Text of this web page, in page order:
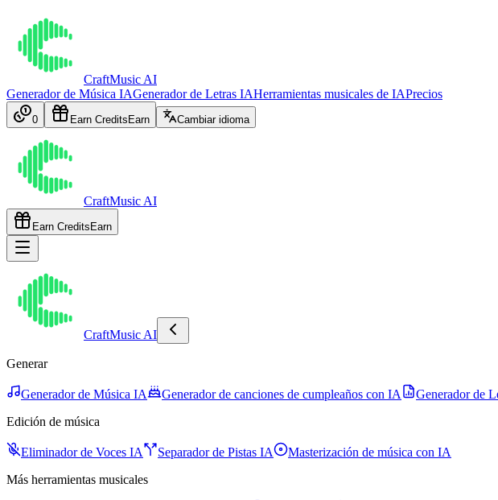
CraftMusic AI
Generador de Música IAGenerador de Letras IAHerramientas musicales de IAPrecios
0 Earn Credits Earn Cambiar idioma
CraftMusic AI
Earn Credits Earn
CraftMusic AI
Generar
Generador de Música IA Generador de canciones de cumpleaños con IA Generador de
Edición de música
Eliminador de Voces IA Separador de Pistas IA
Masterización de música con IA
Más herramientas musicales